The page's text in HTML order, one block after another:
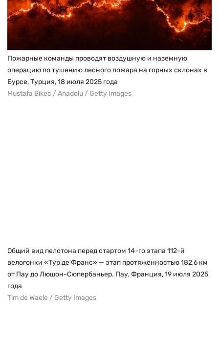
Пожарные команды проводят воздушную и наземную
операцию по тушению лесного пожара на горных склонах в
Бурсе, Турция, 18 июля 2025 года
Mustafa Bikec / Anadolu / Getty Images
Общий вид пелотона перед стартом 14-го этапа 112-й
велогонки «Тур де Франс» — этап протяжённостью 182,6 км
от Пау до Люшон-Сюпербаньер. Пау, Франция, 19 июля 2025
года
Tim de Waele / Getty Images